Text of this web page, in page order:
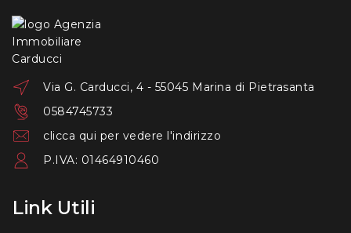
Via G. Carducci, 4 - 55045 Marina di Pietrasanta
0584745733
clicca qui per vedere l'indirizzo
P.IVA: 01464910460
Link Utili